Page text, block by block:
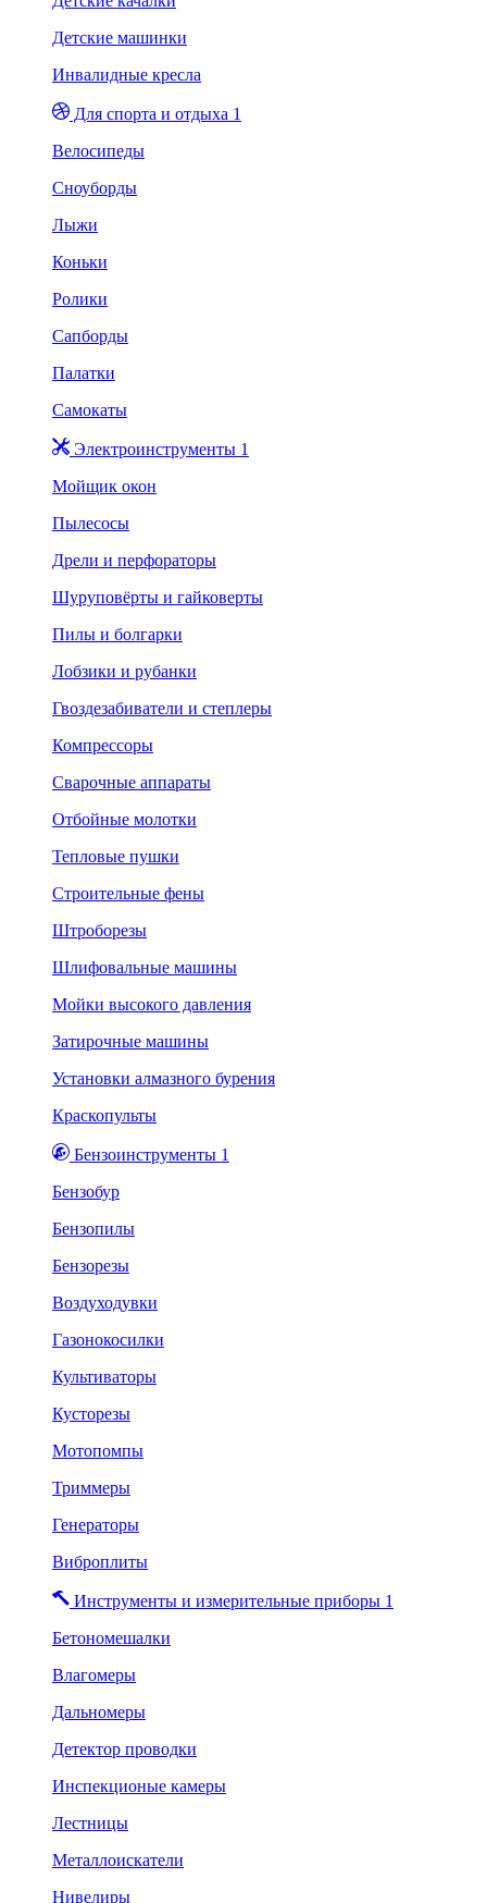
Детские машинки
Инвалидные кресла
Для спорта и отдыха 1
Велосипеды
Сноуборды
Лыжи
Коньки
Ролики
Сапборды
Палатки
Самокаты
Электроинструменты 1
Мойщик окон
Пылесосы
Дрели и перфораторы
Шуруповёрты и гайковерты
Пилы и болгарки
Лобзики и рубанки
Гвоздезабиватели и степлеры
Компрессоры
Сварочные аппараты
Отбойные молотки
Тепловые пушки
Строительные фены
Штроборезы
Шлифовальные машины
Мойки высокого давления
Затирочные машины
Установки алмазного бурения
Краскопульты
Бензоинструменты 1
Бензобур
Бензопилы
Бензорезы
Воздуходувки
Газонокосилки
Культиваторы
Кусторезы
Мотопомпы
Триммеры
Генераторы
Виброплиты
Инструменты и измерительные приборы 1
Бетономешалки
Влагомеры
Дальномеры
Детектор проводки
Инспекционые камеры
Лестницы
Металлоискатели
Нивелиры